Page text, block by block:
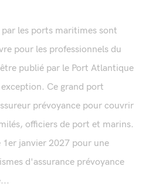
les ports maritimes sont
pour les professionnels du
publié par le Port Atlantique
Ce grand port
prévoyance pour couvrir
officiers de port et marins.
janvier 2027 pour une
d'assurance prévoyance